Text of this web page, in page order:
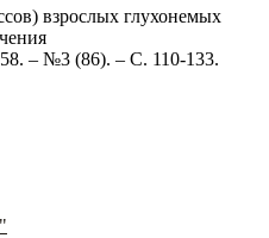
взрослых глухонемых
– №3 (86). – С. 110-133.